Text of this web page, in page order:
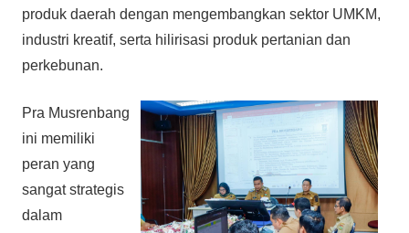
produk daerah dengan mengembangkan sektor UMKM,
industri kreatif, serta hilirisasi produk pertanian dan
perkebunan.
Pra Musrenbang
ini memiliki
peran yang
sangat strategis
dalam